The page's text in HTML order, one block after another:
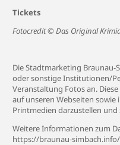
Tickets
Fotocredit © Das Original
Die Stadtmarketing Braunau-
oder sonstige Institutionen/
Veranstaltung Fotos an.
auf unseren Webseiten sowie
Printmedien darzustellen
Weitere Informationen zum
https://braunau-